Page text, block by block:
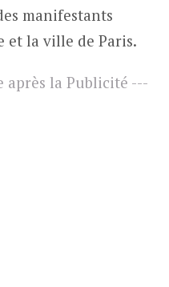
manifestants
et la ville de Paris.
la Publicité ---